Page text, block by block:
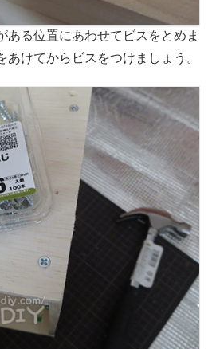
ある位置にあわせてビスをとめま
けてからビスをつけましょう。